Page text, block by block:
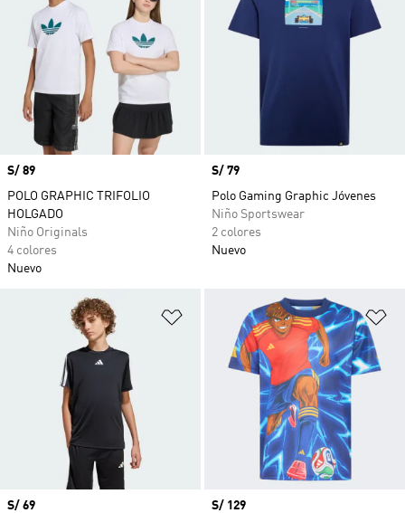
Precio
S/ 89
POLO GRAPHIC TRIFOLIO
HOLGADO
Niño Originals
4 colores
Nuevo
Precio
S/ 79
Polo Gaming Graphic Jóvenes
Niño Sportswear
2 colores
Nuevo
Añadir a la lista de deseos
Precio
S/ 69
Precio
S/ 129